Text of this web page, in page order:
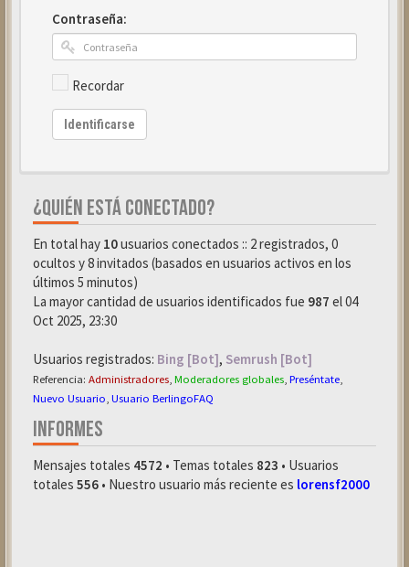
Contraseña:
Recordar
Identificarse
¿QUIÉN ESTÁ CONECTADO?
En total hay 10usuarios conectados :: 2 registrados, 0
ocultos y 8 invitados (basados en usuarios activos en los
últimos 5 minutos)
La mayor cantidad de usuarios identificados fue 987 el 04
Oct 2025, 23:30
Usuarios registrados: Bing [Bot], Semrush [Bot]
Referencia: Administradores Moderadores globales Preséntate
Nuevo Usuario Usuario BerlingoFAQ
INFORMES
Mensajes totales 4572 • Temas totales 823 • Usuarios
totales 556 • Nuestro usuario más reciente es lorensf2000